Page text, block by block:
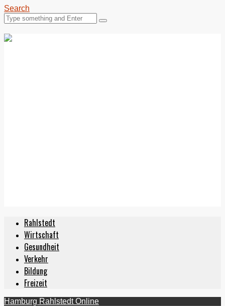
Search
Rahlstedt
Wirtschaft
Gesundheit
Verkehr
Bildung
Freizeit
Hamburg Rahlstedt Online